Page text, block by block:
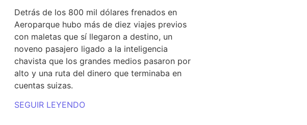
Detrás de los 800 mil dólares frenados en
Aeroparque hubo más de diez viajes previos
con maletas que sí llegaron a destino, un
noveno pasajero ligado a la inteligencia
chavista que los grandes medios pasaron por
alto y una ruta del dinero que terminaba en
cuentas suizas.
SEGUIR LEYENDO